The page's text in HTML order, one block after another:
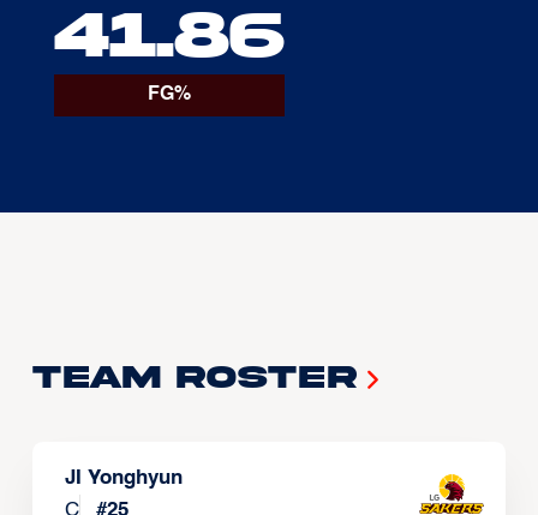
41.86
FG%
Team Roster
JI Yonghyun